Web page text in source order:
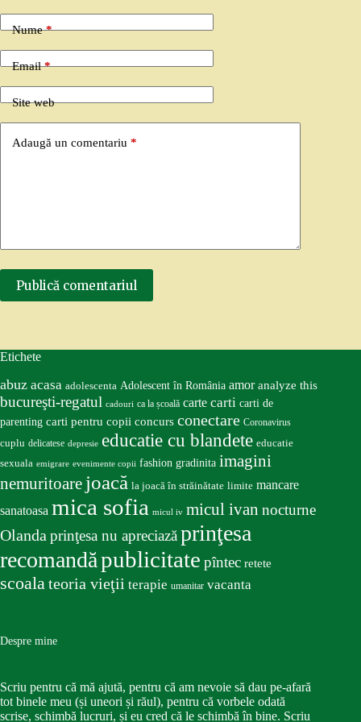
Nume*
Email*
Site web
Adaugă un comentariu *
Publică comentariul
Etichete
abuz acasa adolescenta Adolescent în România amor analyze this
bucureşti-regatul cadouri ca la școală carte carti carti de
parenting carti pentru copii concurs conectare Coronavirus
cuplu delicatese depresie educatie cu blandete educatie
sexuala emigrare evenimente copii fashion gradinita imagini
nemuritoare joacă la joacă în străinătate limite mancare
sanatoasa mica sofia micul iv micul ivan nocturne
Olandaprinţesa nu apreciazăprinţesa
recomandăpublicitate pîntec retete
scoalateoria vieţii terapie umanitar vacanta
Despre mine
Scriu pentru că mă ajută, pentru că am nevoie să dau pe-afară
tot binele meu (și uneori și răul), pentru că vorbele odată
scrise, schimbă lucruri, și eu cred că le schimbă în bine. Scriu